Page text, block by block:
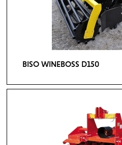
BISO WINEBOSS D150